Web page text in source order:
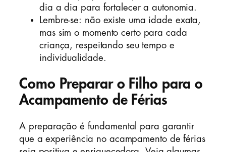
dia a dia para fortalecer a autonomia.
Lembre-se: não existe uma idade exata,
mas sim o momento certo para cada
criança, respeitando seu tempo e
individualidade.
Como Preparar o Filho para o
Acampamento de Férias
A preparação é fundamental para garantir
que a experiência no acampamento de férias